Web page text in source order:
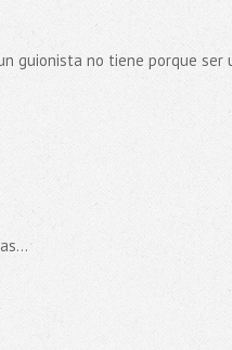
guionista no tiene porque ser